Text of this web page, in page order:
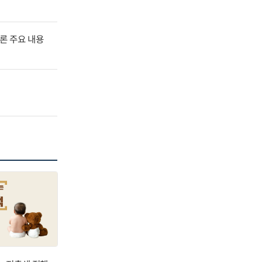
주요 내용